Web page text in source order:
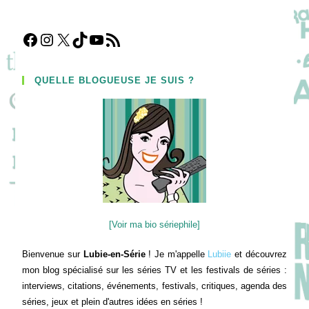
Facebook
Instagram
X TikTokYouTube
Flux RSS
QUELLE BLOGUEUSE JE SUIS ?
[Voir ma bio sériephile]
Bienvenue sur Lubie-en-Série! Je m'appelle Lubiie et découvrez
mon blog spécialisé sur les séries TV et les festivals de séries :
interviews, citations, événements, festivals, critiques, agenda des
séries, jeux et plein d'autres idées en séries !